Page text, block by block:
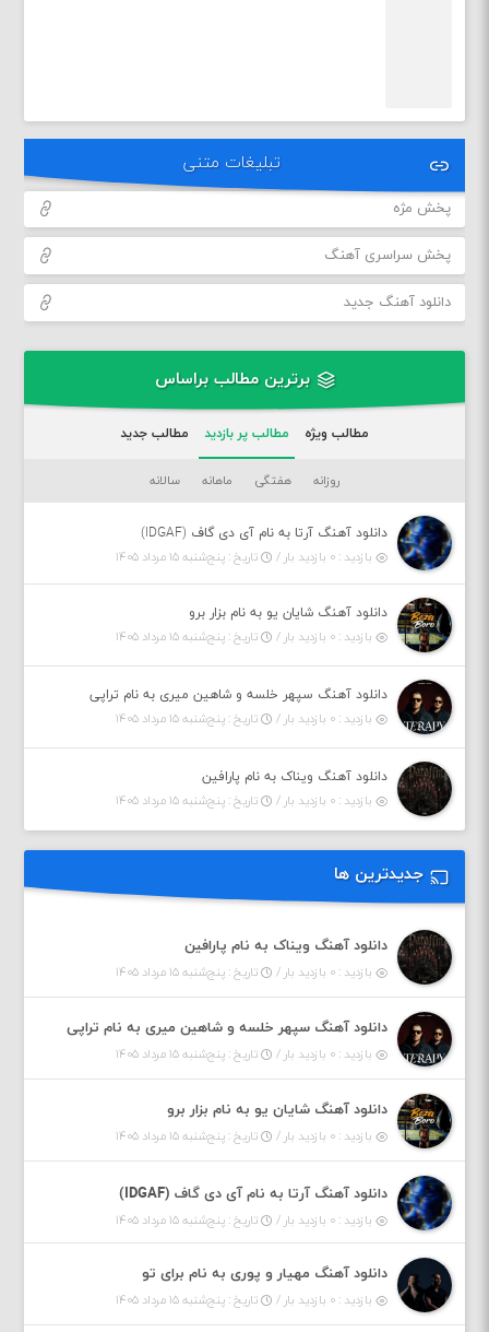
تبلیغات متنی
پخش مژه
پخش سراسری آهنگ
دانلود آهنگ جدید
برترین مطالب براساس
مطالب ویژه مطالب پر بازدید مطالب جدید
روزانه هفتگی ماهانه سالانه
دانلود آهنگ آرتا به نام آی دی گاف (IDGAF)
بازدید : ۰ بازدید بار /
تاریخ : پنج‌شنبه ۱۵ مرداد ۱۴۰۵
دانلود آهنگ شایان یو به نام بزار برو
بازدید : ۰ بازدید بار /
تاریخ : پنج‌شنبه ۱۵ مرداد ۱۴۰۵
دانلود آهنگ سپهر خلسه و شاهین میری به نام تراپی
بازدید : ۰ بازدید بار /
تاریخ : پنج‌شنبه ۱۵ مرداد ۱۴۰۵
دانلود آهنگ ویناک به نام پارافین
بازدید : ۰ بازدید بار /
تاریخ : پنج‌شنبه ۱۵ مرداد ۱۴۰۵
جدیدترین ها
دانلود آهنگ ویناک به نام پارافین
بازدید : ۰ بازدید بار / تاریخ : پنج‌شنبه ۱۵ مرداد ۱۴۰۵
دانلود آهنگ سپهر خلسه و شاهین میری به نام تراپی
بازدید : ۰ بازدید بار / تاریخ : پنج‌شنبه ۱۵ مرداد ۱۴۰۵
دانلود آهنگ شایان یو به نام بزار برو
بازدید : ۰ بازدید بار / تاریخ : پنج‌شنبه ۱۵ مرداد ۱۴۰۵
دانلود آهنگ آرتا به نام آی دی گاف (IDGAF)
بازدید : ۰ بازدید بار / تاریخ : پنج‌شنبه ۱۵ مرداد ۱۴۰۵
دانلود آهنگ مهیار و پوری به نام برای تو
بازدید : ۰ بازدید بار / تاریخ : پنج‌شنبه ۱۵ مرداد ۱۴۰۵